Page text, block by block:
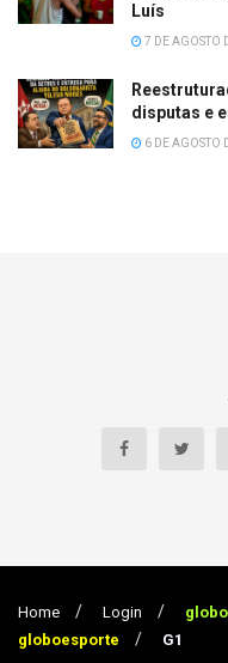
Luís
7 DE AGOSTO
disputas e
6 DE AGOSTO
Home Login
globoesporte
G1